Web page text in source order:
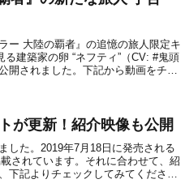
ー 大陸の覇者』の追憶の旅人限定キ
建築家の卵 “ネフティ”（CV: #鬼頭
開されました。下記から動画をチェ
が更新！紹介映像も公開
した。2019年7月18日に発売される
されています。それに合わせて、紹
下記よりチェックしてみてくださ